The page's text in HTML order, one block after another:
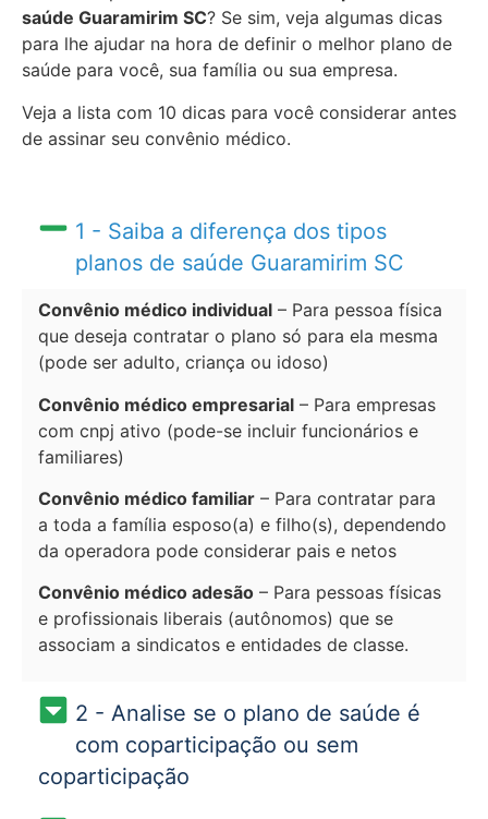
saúde Guaramirim SC? Se sim, veja algumas dicas
para lhe ajudar na hora de definir o melhor plano de
saúde para você, sua família ou sua empresa.
Veja a lista com 10 dicas para você considerar antes
de assinar seu convênio médico.
1 - Saiba a diferença dos tipos
planos de saúde Guaramirim SC
Convênio médico individual – Para pessoa física
que deseja contratar o plano só para ela mesma
(pode ser adulto, criança ou idoso)
Convênio médico empresarial – Para empresas
com cnpj ativo (pode-se incluir funcionários e
familiares)
Convênio médico familiar – Para contratar para
a toda a família esposo(a) e filho(s), dependendo
da operadora pode considerar pais e netos
Convênio médico adesão – Para pessoas físicas
e profissionais liberais (autônomos) que se
associam a sindicatos e entidades de classe.
2 - Analise se o plano de saúde é
com coparticipação ou sem
coparticipação